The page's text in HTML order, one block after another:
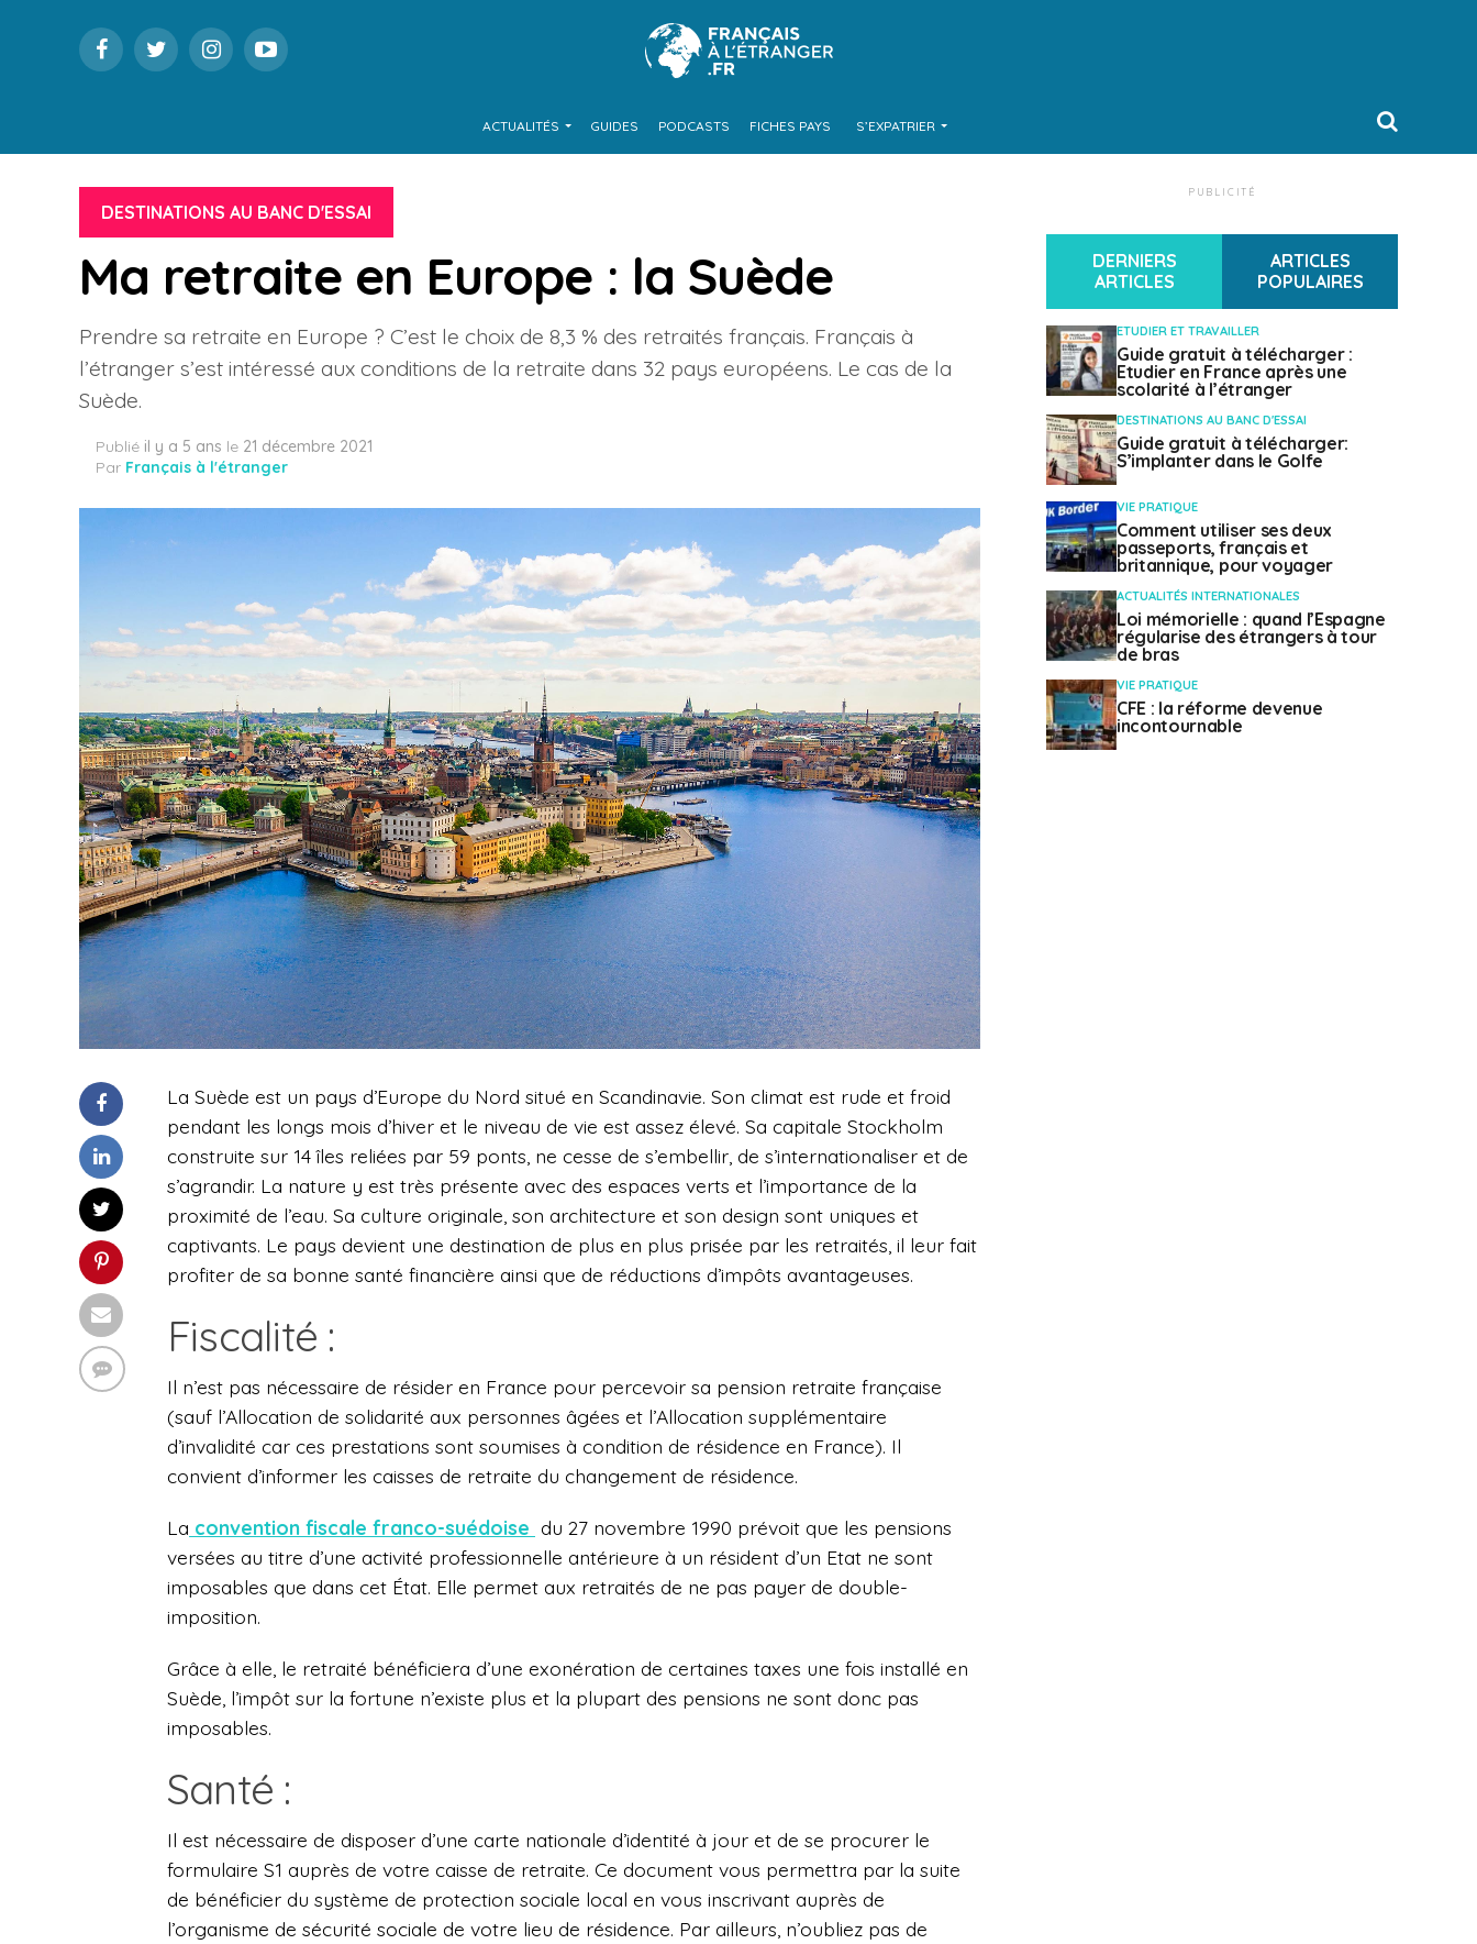
ACTUALITÉS GUIDES PODCASTS FICHES PAYS S’EXPATRIER
DESTINATIONS AU BANC D'ESSAI
Ma retraite en Europe : la Suède
Prendre sa retraite en Europe ? C’est le choix de 8,3 % des retraités français. Français à
l’étranger s’est intéressé aux conditions de la retraite dans 32 pays européens. Le cas de la
Suède.
Publié il y a 5 ans le 21 décembre 2021
Par Français à l'étranger
La Suède est un pays d’Europe du Nord situé en Scandinavie. Son climat est rude et froid
pendant les longs mois d’hiver et le niveau de vie est assez élevé. Sa capitale Stockholm
construite sur 14 îles reliées par 59 ponts, ne cesse de s’embellir, de s’internationaliser et de
s’agrandir. La nature y est très présente avec des espaces verts et l’importance de la
proximité de l’eau. Sa culture originale, son architecture et son design sont uniques et
captivants. Le pays devient une destination de plus en plus prisée par les retraités, il leur fait
profiter de sa bonne santé financière ainsi que de réductions d’impôts avantageuses.
Fiscalité :
Il n’est pas nécessaire de résider en France pour percevoir sa pension retraite française
(sauf l’Allocation de solidarité aux personnes âgées et l’Allocation supplémentaire
d’invalidité car ces prestations sont soumises à condition de résidence en France). Il
convient d’informer les caisses de retraite du changement de résidence.
La convention fiscale franco-suédoise du 27 novembre 1990 prévoit que les pensions
versées au titre d’une activité professionnelle antérieure à un résident d’un Etat ne sont
imposables que dans cet État. Elle permet aux retraités de ne pas payer de double-
imposition.
Grâce à elle, le retraité bénéficiera d’une exonération de certaines taxes une fois installé en
Suède, l’impôt sur la fortune n’existe plus et la plupart des pensions ne sont donc pas
imposables.
Santé :
Il est nécessaire de disposer d’une carte nationale d’identité à jour et de se procurer le
formulaire S1 auprès de votre caisse de retraite. Ce document vous permettra par la suite
de bénéficier du système de protection sociale local en vous inscrivant auprès de
l’organisme de sécurité sociale de votre lieu de résidence. Par ailleurs, n’oubliez pas de
PUBLICITÉ
DERNIERS
ARTICLES
ARTICLES
POPULAIRES
ETUDIER ET TRAVAILLER
Guide gratuit à télécharger :
Etudier en France après une
scolarité à l’étranger
DESTINATIONS AU BANC D'ESSAI
Guide gratuit à télécharger:
S’implanter dans le Golfe
VIE PRATIQUE
Comment utiliser ses deux
passeports, français et
britannique, pour voyager
ACTUALITÉS INTERNATIONALES
Loi mémorielle : quand l’Espagne
régularise des étrangers à tour
de bras
VIE PRATIQUE
CFE : la réforme devenue
incontournable